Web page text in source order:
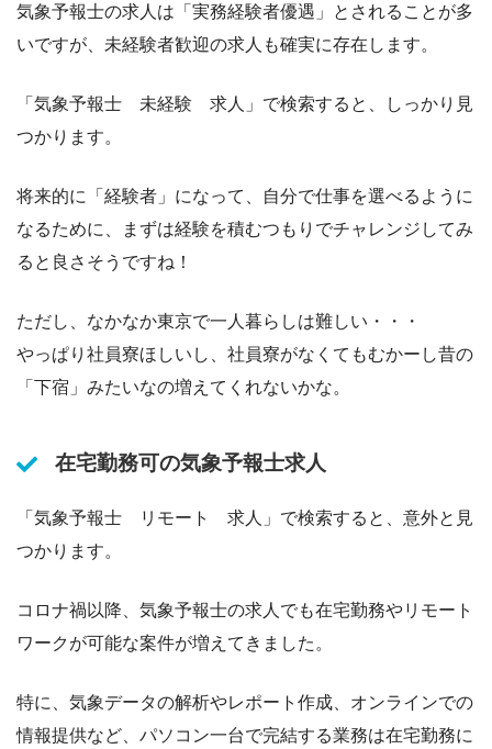
気象予報士の求人は「実務経験者優遇」とされることが多
いですが、未経験者歓迎の求人も確実に存在します。
「気象予報士 未経験 求人」で検索すると、しっかり見
つかります。
将来的に「経験者」になって、自分で仕事を選べるように
なるために、まずは経験を積むつもりでチャレンジしてみ
ると良さそうですね！
ただし、なかなか東京で一人暮らしは難しい・・・
やっぱり社員寮ほしいし、社員寮がなくてもむかーし昔の
「下宿」みたいなの増えてくれないかな。
在宅勤務可の気象予報士求人
「気象予報士 リモート 求人」で検索すると、意外と見
つかります。
コロナ禍以降、気象予報士の求人でも在宅勤務やリモート
ワークが可能な案件が増えてきました。
特に、気象データの解析やレポート作成、オンラインでの
情報提供など、パソコン一台で完結する業務は在宅勤務に